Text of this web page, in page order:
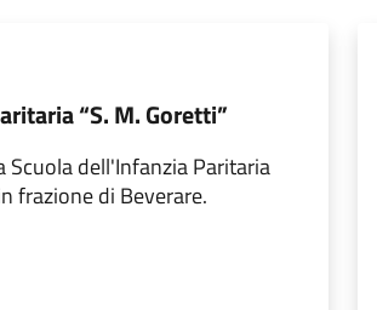
“S. M. Goretti”
Scuola dell'Infanzia Paritaria
frazione di Beverare.